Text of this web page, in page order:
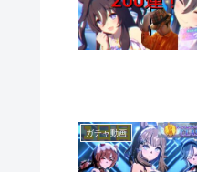
ガチャ動画